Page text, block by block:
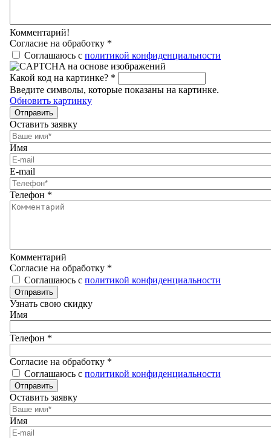
Комментарий!
Согласие на обработку *
Соглашаюсь с политикой конфиденциальности
Какой код на картинке? *
Введите символы, которые показаны на картинке.
Обновить картинку
Отправить
Оставить заявку
Имя
E-mail
Телефон *
Комментарий
Согласие на обработку *
Соглашаюсь с политикой конфиденциальности
Отправить
Узнать свою скидку
Имя
Телефон *
Согласие на обработку *
Соглашаюсь с политикой конфиденциальности
Отправить
Оставить заявку
Имя